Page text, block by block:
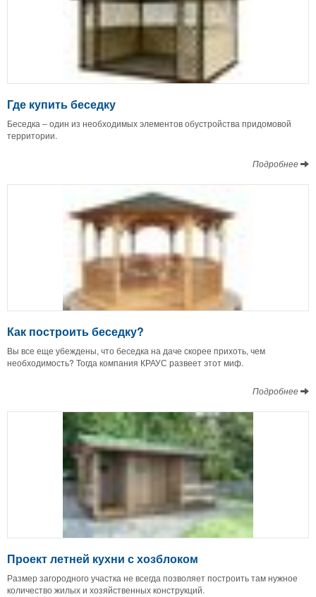
Где купить беседку
Беседка – один из необходимых элементов обустройства придомовой
территории.
Подробнее
Как построить беседку?
Вы все еще убеждены, что беседка на даче скорее прихоть, чем
необходимость? Тогда компания КРАУС развеет этот миф.
Подробнее
Проект летней кухни с хозблоком
Размер загородного участка не всегда позволяет построить там нужное
количество жилых и хозяйственных конструкций.